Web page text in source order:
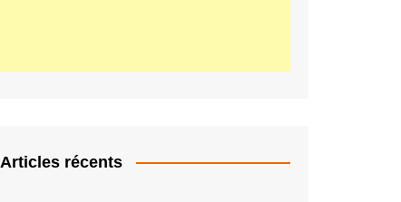
Articles récents